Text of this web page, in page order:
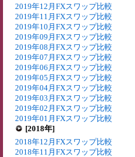
2019年12月FXスワップ比較
2019年11月FXスワップ比較
2019年10月FXスワップ比較
2019年09月FXスワップ比較
2019年08月FXスワップ比較
2019年07月FXスワップ比較
2019年06月FXスワップ比較
2019年05月FXスワップ比較
2019年04月FXスワップ比較
2019年03月FXスワップ比較
2019年02月FXスワップ比較
2019年01月FXスワップ比較
[2018年]
2018年12月FXスワップ比較
2018年11月FXスワップ比較